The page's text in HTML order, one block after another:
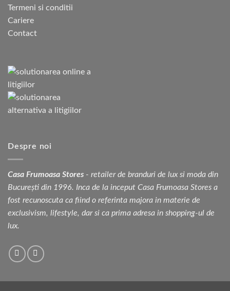
Termeni si conditii
Cariere
Contact
Despre noi
Casa Frumoasa Stores - retailer de branduri de lux si moda din
București din 1996. Inca de la inceput Casa Frumoasa Stores a
fost recunoscuta ca fiind o referinta majora in materie de
exclusivism, lifestyle, dar si ca prima adresa in shopping-ul de
lux.